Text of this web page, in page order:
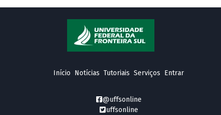
Início Notícias Tutoriais Serviços Entrar
@uffsonline
uffsonline